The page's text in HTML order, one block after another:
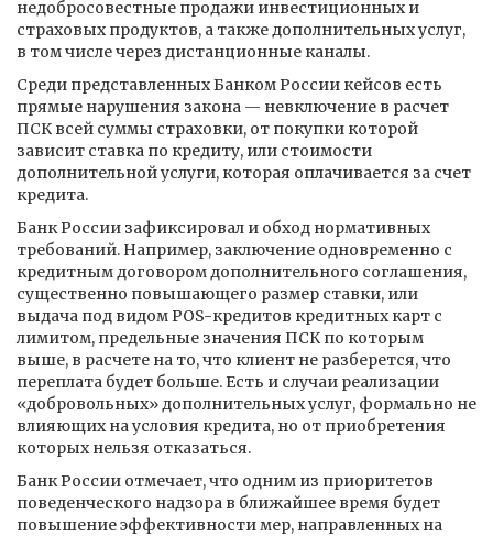
недобросовестные продажи инвестиционных и
страховых продуктов, а также дополнительных услуг,
в том числе через дистанционные каналы.
Среди представленных Банком России кейсов есть
прямые нарушения закона — невключение в расчет
ПСК всей суммы страховки, от покупки которой
зависит ставка по кредиту, или стоимости
дополнительной услуги, которая оплачивается за счет
кредита.
Банк России зафиксировал и обход нормативных
требований. Например, заключение одновременно с
кредитным договором дополнительного соглашения,
существенно повышающего размер ставки, или
выдача под видом POS-кредитов кредитных карт с
лимитом, предельные значения ПСК по которым
выше, в расчете на то, что клиент не разберется, что
переплата будет больше. Есть и случаи реализации
«добровольных» дополнительных услуг, формально не
влияющих на условия кредита, но от приобретения
которых нельзя отказаться.
Банк России отмечает, что одним из приоритетов
поведенческого надзора в ближайшее время будет
повышение эффективности мер, направленных на